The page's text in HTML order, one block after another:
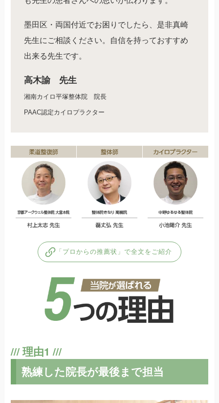
墨田区・両国付近でお困りでしたら、是非真崎
先生にご相談ください。自信を持っておすすめ
出来る先生です。
高木諭 先生
湘南カイロ平塚整体院 院長
PAAC認定カイロプラクター
「プロからの推薦状」で全文をご紹介
熟練した院長が最後まで担当